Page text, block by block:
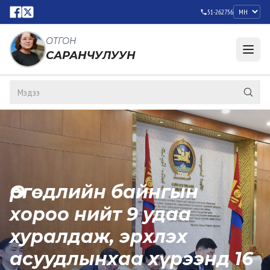
51-262756
ОТГОН
САРАНЧУЛУУН
Өргөдлийн байнгын
хороо нийт 9 удаа
хуралдаж, эрхлэх
асуудлынхаа хүрээнд 16